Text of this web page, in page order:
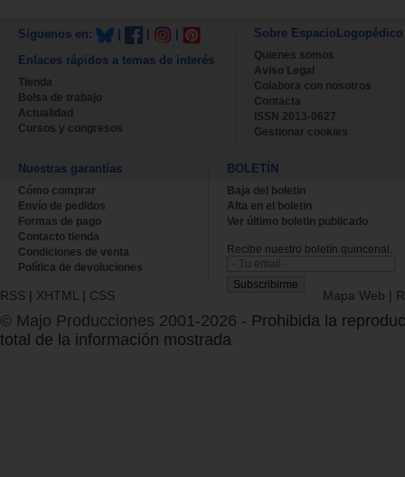
Síguenos en:
Enlaces rápidos a temas de interés
Tienda
Bolsa de trabajo
Actualidad
Cursos y congresos
Sobre EspacioLogopédico
Quienes somos
Aviso Legal
Colabora con nosotros
Contacta
ISSN 2013-0627
Gestionar cookies
Nuestras garantías
Cómo comprar
Envío de pedidos
Formas de pago
Contacto tienda
Condiciones de venta
Política de devoluciones
BOLETÍN
Baja del boletin
Alta en el boletin
Ver último boletin publicado
Recibe nuestro boletín quincenal.
RSS | XHTML | CSS Mapa Web |
© Majo Producciones 2001-2026 - Prohibida la
total de la información mostrada